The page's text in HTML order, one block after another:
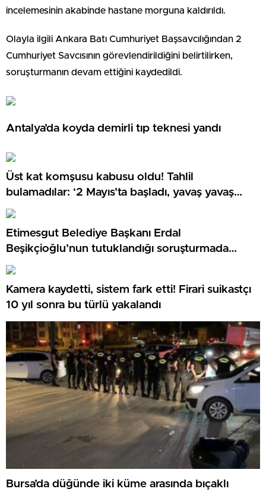
incelemesinin akabinde hastane morguna kaldırıldı.
Olayla ilgili Ankara Batı Cumhuriyet Başsavcılığından 2
Cumhuriyet Savcısının görevlendirildiğini belirtilirken,
soruşturmanın devam ettiğini kaydedildi.
Antalya’da koyda demirli tıp teknesi yandı
Üst kat komşusu kabusu oldu! Tahlil
bulamadılar: ‘2 Mayıs’ta başladı, yavaş yavaş
arttı’
Etimesgut Belediye Başkanı Erdal
Beşikçioğlu’nun tutuklandığı soruşturmada
dikkat çeken eksper raporu
Kamera kaydetti, sistem fark etti! Firari suikastçı
10 yıl sonra bu türlü yakalandı
Bursa’da düğünde iki küme arasında bıçaklı